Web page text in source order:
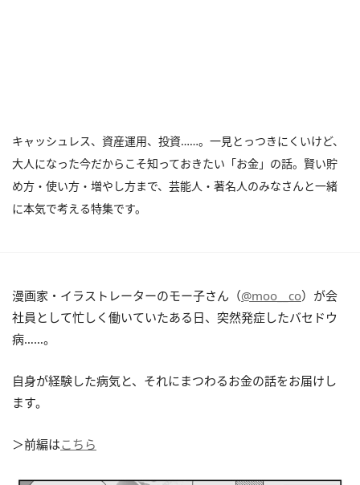
キャッシュレス、資産運用、投資……。一見とっつきにくいけど、
大人になった今だからこそ知っておきたい「お金」の話。賢い貯
め方・使い方・増やし方まで、芸能人・著名人のみなさんと一緒
に本気で考える特集です。
漫画家・イラストレーターのモー子さん（@moo__co）が会
社員として忙しく働いていたある日、突然発症したバセドウ
病……。
自身が経験した病気と、それにまつわるお金の話をお届けし
ます。
＞前編はこちら